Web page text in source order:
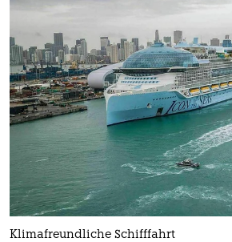
Klimafreundliche Schifffahrt